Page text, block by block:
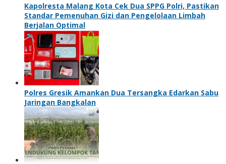
Kapolresta Malang Kota Cek Dua SPPG Polri, Pastikan
Standar Pemenuhan Gizi dan Pengelolaan Limbah
Berjalan Optimal
Polres Gresik Amankan Dua Tersangka Edarkan Sabu
Jaringan Bangkalan